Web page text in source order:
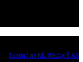
Skapad av ML Webbyrå AB